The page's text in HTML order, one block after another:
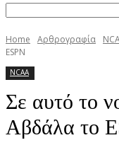
Home Αρθρογραφία
ESPN
NCAA
Σε αυτό το
Αβδάλα το